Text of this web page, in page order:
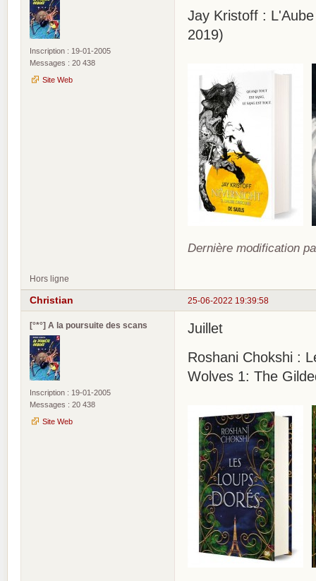
Inscription : 19-01-2005
Messages : 20 438
Site Web
Jay Kristoff :
2019)
Dernière modification
Hors ligne
25-06-2022 19:39:58
Christian
[°*°] A la poursuite des scans
Inscription : 19-01-2005
Messages : 20 438
Site Web
Juillet
Roshani Chokshi :
Wolves 1: The